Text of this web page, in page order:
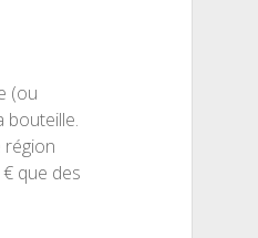
(ou
bouteille.
région
que des